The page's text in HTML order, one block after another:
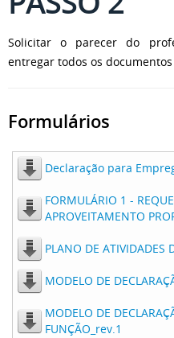
Solicitar o parecer do
entregar todos os
Formulários
Declaração para
FORMULÁRIO 1 -
APROVEITAMENTO
PLANO DE ATIVIDADES
MODELO DE
MODELO DE
FUNÇÃO_rev.1